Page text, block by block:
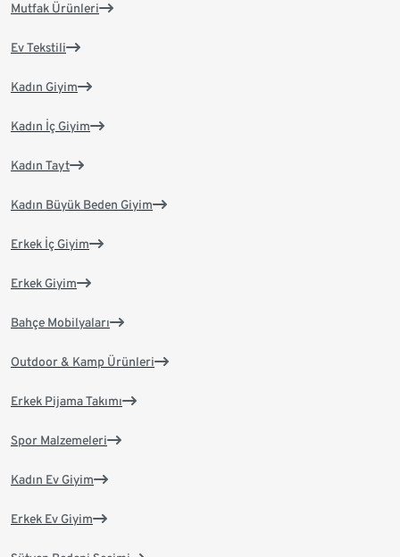
Mutfak Ürünleri
Ev Tekstili
Kadın Giyim
Kadın İç Giyim
Kadın Tayt
Kadın Büyük Beden Giyim
Erkek İç Giyim
Erkek Giyim
Bahçe Mobilyaları
Outdoor & Kamp Ürünleri
Erkek Pijama Takımı
Spor Malzemeleri
Kadın Ev Giyim
Erkek Ev Giyim